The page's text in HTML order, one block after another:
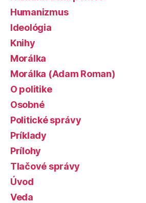
Humanizmus
Ideológia
Knihy
Morálka
Morálka (Adam Roman)
O politike
Osobné
Politické správy
Príklady
Prílohy
Tlačové správy
Úvod
Veda